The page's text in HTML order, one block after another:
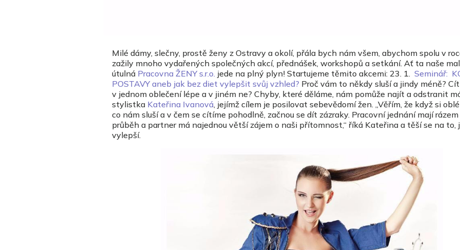
Milé dámy, slečny, prostě ženy z Ostravy a okolí, přála bych nám všem, abychom spolu v
zažily mnoho vydařených společných akcí, přednášek, workshopů a setkání. Ať ta naše
útulná Pracovna ŽENY s.r.o. jede na plný plyn! Startujeme těmito akcemi: 23. 1. Seminář:
POSTAVY aneb jak bez diet vylepšit svůj vzhled? Proč vám to někdy sluší a jindy méně?
v jednom oblečení lépe a v jiném ne? Chyby, které děláme, nám pomůže najít a odstranit
stylistka Kateřina Ivanová, jejímž cílem je posilovat sebevědomí žen. „Věřím, že když si
co nám sluší a v čem se cítíme pohodlně, začnou se dít zázraky. Pracovní jednání mají
průběh a partner má najednou větší zájem o naši přítomnost,“ říká Kateřina a těší se na to,
vylepší.